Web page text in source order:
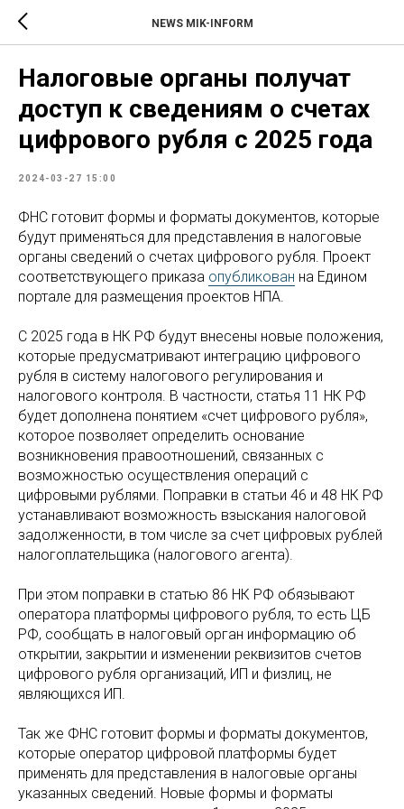
NEWS MIK-INFORM
Налоговые органы получат
доступ к сведениям о счетах
цифрового рубля с 2025 года
2024-03-27 15:00
ФНС готовит формы и форматы документов, которые
будут применяться для представления в налоговые
органы сведений о счетах цифрового рубля. Проект
соответствующего приказа опубликован на Едином
портале для размещения проектов НПА.
С 2025 года в НК РФ будут внесены новые положения,
которые предусматривают интеграцию цифрового
рубля в систему налогового регулирования и
налогового контроля. В частности, статья 11 НК РФ
будет дополнена понятием «счет цифрового рубля»,
которое позволяет определить основание
возникновения правоотношений, связанных с
возможностью осуществления операций с
цифровыми рублями. Поправки в статьи 46 и 48 НК РФ
устанавливают возможность взыскания налоговой
задолженности, в том числе за счет цифровых рублей
налогоплательщика (налогового агента).
При этом поправки в статью 86 НК РФ обязывают
оператора платформы цифрового рубля, то есть ЦБ
РФ, сообщать в налоговый орган информацию об
открытии, закрытии и изменении реквизитов счетов
цифрового рубля организаций, ИП и физлиц, не
являющихся ИП.
Так же ФНС готовит формы и форматы документов,
которые оператор цифровой платформы будет
применять для представления в налоговые органы
указанных сведений. Новые формы и форматы